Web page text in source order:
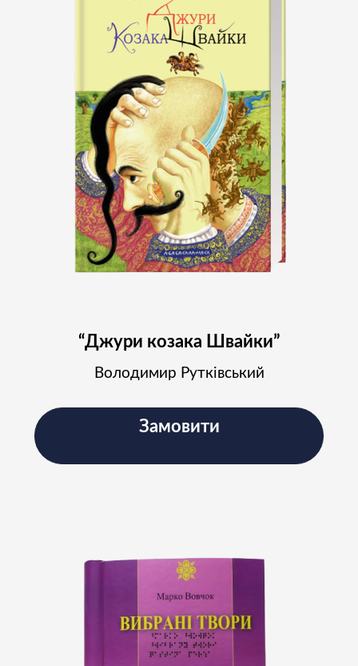
“Джури козака Швайки”
Володимир Рутківський
Замовити